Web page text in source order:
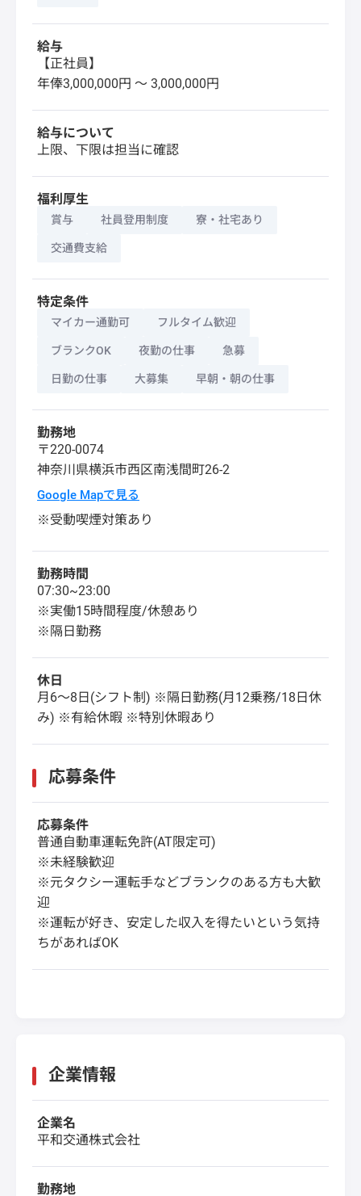
給与
【正社員】
年俸3,000,000円 〜 3,000,000円
給与について
上限、下限は担当に確認
福利厚生
賞与 社員登用制度 寮・社宅あり
交通費支給
特定条件
マイカー通勤可 フルタイム歓迎
ブランクOK 夜勤の仕事 急募
日勤の仕事 大募集 早朝・朝の仕事
勤務地
〒220-0074
神奈川県横浜市西区南浅間町26-2
Google Mapで見る
※受動喫煙対策あり
勤務時間
07:30~23:00
※実働15時間程度/休憩あり
※隔日勤務
休日
月6～8日(シフト制) ※隔日勤務(月12乗務/18日休
み) ※有給休暇 ※特別休暇あり
応募条件
応募条件
普通自動車運転免許(AT限定可)
※未経験歓迎
※元タクシー運転手などブランクのある方も大歓
迎
※運転が好き、安定した収入を得たいという気持
ちがあればOK
企業情報
企業名
平和交通株式会社
勤務地